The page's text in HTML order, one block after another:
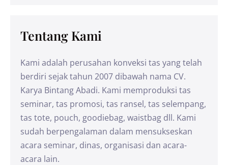
Tentang Kami
Kami adalah perusahan konveksi tas yang telah
berdiri sejak tahun 2007 dibawah nama CV.
Karya Bintang Abadi. Kami memproduksi tas
seminar, tas promosi, tas ransel, tas selempang,
tas tote, pouch, goodiebag, waistbag dll. Kami
sudah berpengalaman dalam mensukseskan
acara seminar, dinas, organisasi dan acara-
acara lain.